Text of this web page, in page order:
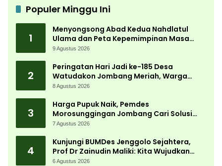
Populer Minggu Ini
1
Menyongsong Abad Kedua Nahdlatul
Ulama dan Peta Kepemimpinan Masa
Depan Pasca Muktamar ke-35
9 Agustus 2026
2
Peringatan Hari Jadi ke-185 Desa
Watudakon Jombang Meriah, Warga
Tumpek Blek Padati Karnaval Budaya
8 Agustus 2026
3
Harga Pupuk Naik, Pemdes
Morosunggingan Jombang Cari Solusi
Lewat Kajian Akademik
7 Agustus 2026
4
Kunjungi BUMDes Jenggolo Sejahtera,
Prof Dr Zainudin Maliki: Kita Wujudkan
Kemandirian Ekonomi dengan Potensi
6 Agustus 2026